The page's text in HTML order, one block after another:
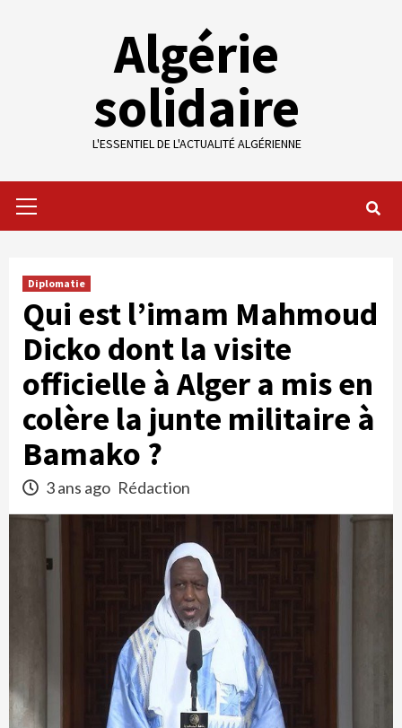
Algérie
solidaire
L'ESSENTIEL DE L'ACTUALITÉ ALGÉRIENNE
Menu
Diplomatie
Qui est l’imam Mahmoud
Dicko dont la visite
officielle à Alger a mis en
colère la junte militaire à
Bamako ?
3 ans ago Rédaction